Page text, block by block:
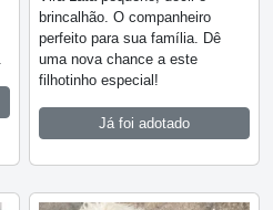
brincalhão. O companheiro
perfeito para sua família. Dê
uma nova chance a este
filhotinho especial!
Já foi adotado